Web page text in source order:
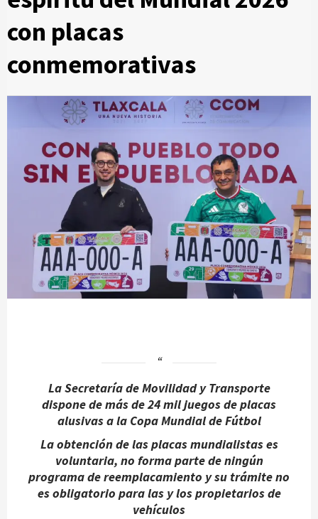
con placas
conmemorativas
La Secretaría de Movilidad y Transporte
dispone de más de 24 mil juegos de placas
alusivas a la Copa Mundial de Fútbol
La obtención de las placas mundialistas es
voluntaria, no forma parte de ningún
programa de reemplacamiento y su trámite no
es obligatorio para las y los propietarios de
vehículos